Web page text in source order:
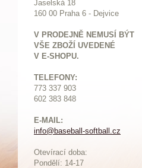
Jaselská 18
160 00 Praha 6 - Dejvice
V PRODEJNĚ NEMUSÍ BÝT
VŠE ZBOŽÍ UVEDENÉ
V E-SHOPU.
TELEFONY:
773 337 903
602 383 848
E-MAIL:
info@baseball-softball.cz
Otevírací doba:
Pondělí: 14-17